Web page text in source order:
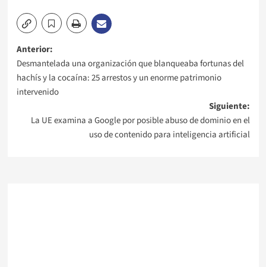
Navegación
de
entradas
Anterior:
Desmantelada una organización que blanqueaba fortunas del
hachís y la cocaína: 25 arrestos y un enorme patrimonio
intervenido
Siguiente:
La UE examina a Google por posible abuso de dominio en el
uso de contenido para inteligencia artificial